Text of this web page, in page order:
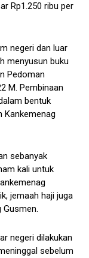
Rp1.250 ribu per
negeri dan luar
menyusun buku
Pedoman
M. Pembinaan
bentuk
Kankemenag
sebanyak
kali untuk
jemaah haji juga
Gusmen.
negeri dilakukan
sebelum